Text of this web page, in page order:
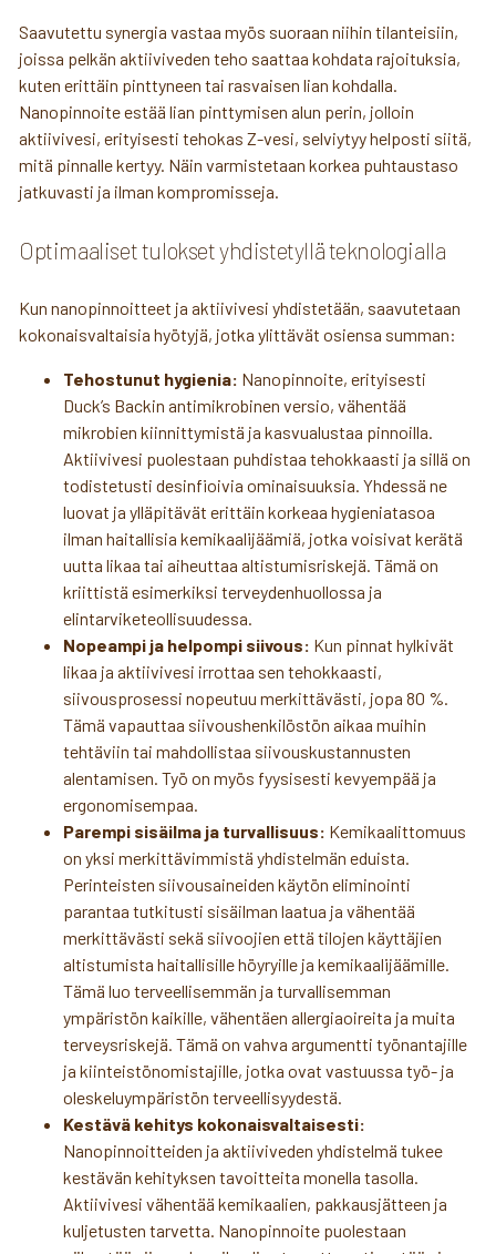
Saavutettu synergia vastaa myös suoraan niihin tilanteisiin,
joissa pelkän aktiiviveden teho saattaa kohdata rajoituksia,
kuten erittäin pinttyneen tai rasvaisen lian kohdalla.
Nanopinnoite estää lian pinttymisen alun perin, jolloin
aktiivivesi, erityisesti tehokas Z-vesi, selviytyy helposti siitä,
mitä pinnalle kertyy. Näin varmistetaan korkea puhtaustaso
jatkuvasti ja ilman kompromisseja.
Optimaaliset tulokset yhdistetyllä teknologialla
Kun nanopinnoitteet ja aktiivivesi yhdistetään, saavutetaan
kokonaisvaltaisia hyötyjä, jotka ylittävät osiensa summan:
Tehostunut hygienia: Nanopinnoite, erityisesti
Duck’s Backin antimikrobinen versio, vähentää
mikrobien kiinnittymistä ja kasvualustaa pinnoilla.
Aktiivivesi puolestaan puhdistaa tehokkaasti ja sillä on
todistetusti desinfioivia ominaisuuksia. Yhdessä ne
luovat ja ylläpitävät erittäin korkeaa hygieniatasoa
ilman haitallisia kemikaalijäämiä, jotka voisivat kerätä
uutta likaa tai aiheuttaa altistumisriskejä. Tämä on
kriittistä esimerkiksi terveydenhuollossa ja
elintarviketeollisuudessa.
Nopeampi ja helpompi siivous: Kun pinnat hylkivät
likaa ja aktiivivesi irrottaa sen tehokkaasti,
siivousprosessi nopeutuu merkittävästi, jopa 80 %.
Tämä vapauttaa siivoushenkilöstön aikaa muihin
tehtäviin tai mahdollistaa siivouskustannusten
alentamisen. Työ on myös fyysisesti kevyempää ja
ergonomisempaa.
Parempi sisäilma ja turvallisuus: Kemikaalittomuus
on yksi merkittävimmistä yhdistelmän eduista.
Perinteisten siivousaineiden käytön eliminointi
parantaa tutkitusti sisäilman laatua ja vähentää
merkittävästi sekä siivoojien että tilojen käyttäjien
altistumista haitallisille höyryille ja kemikaalijäämille.
Tämä luo terveellisemmän ja turvallisemman
ympäristön kaikille, vähentäen allergiaoireita ja muita
terveysriskejä. Tämä on vahva argumentti työnantajille
ja kiinteistönomistajille, jotka ovat vastuussa työ- ja
oleskeluympäristön terveellisyydestä.
Kestävä kehitys kokonaisvaltaisesti:
Nanopinnoitteiden ja aktiiviveden yhdistelmä tukee
kestävän kehityksen tavoitteita monella tasolla.
Aktiivivesi vähentää kemikaalien, pakkausjätteen ja
kuljetusten tarvetta. Nanopinnoite puolestaan